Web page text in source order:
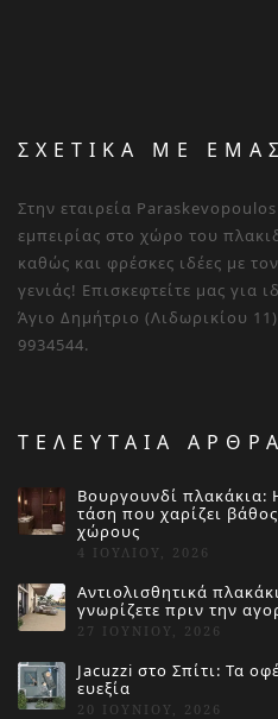
ΣΧΕΤΙΚΑ ΜΕ ΕΜΑΣ
Στην εταιρεία
εμπειρίας στο χώρο του
καθώς και φρέσκες ιδέες με
γενιάς! Επισκεφτείτε μας για
Άγιο Δημήτριο (Λιδωρικίου
9934544.
ΤΕΛΕΥΤΑΙΑ ΑΡΘΡΑ
Βουργουνδί πλακάκια:
τάση που χαρίζει
χώρους
4 ΙΟΥΛΊΟΥ, 2026
Αντιολισθητικά
γνωρίζετε πριν την
27 ΙΟΥΝΊΟΥ, 2026
Jacuzzi στο Σπίτι: Τα
ευεξία
20 ΙΟΥΝΊΟΥ, 2026